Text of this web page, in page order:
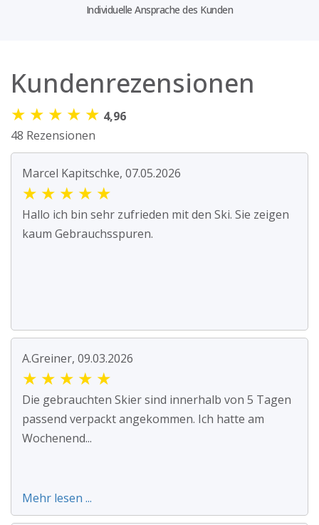
Individuelle Ansprache des Kunden
Kundenrezensionen
★ ★ ★ ★ ★ 4,96
48 Rezensionen
Marcel Kapitschke, 07.05.2026
★ ★ ★ ★ ★
Hallo ich bin sehr zufrieden mit den Ski. Sie zeigen
kaum Gebrauchsspuren.
A.Greiner, 09.03.2026
★ ★ ★ ★ ★
Die gebrauchten Skier sind innerhalb von 5 Tagen
passend verpackt angekommen. Ich hatte am
Wochenend...
Mehr lesen ...